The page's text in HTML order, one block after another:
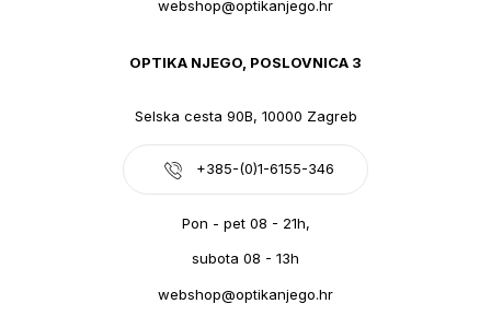
webshop@optikanjego.hr
OPTIKA NJEGO, POSLOVNICA 3
Selska cesta 90B, 10000 Zagreb
+385-(0)1-6155-346
Pon - pet 08 - 21h,
subota 08 - 13h
webshop@optikanjego.hr